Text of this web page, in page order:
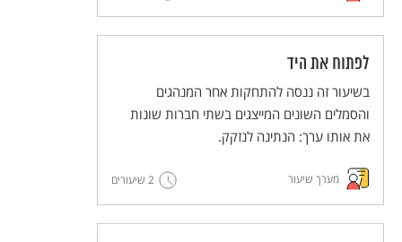
לפתוח את היד
בשיעור זה ננסה להתחקות אחר המנהגים
והסמלים השונים המייצגים בשתי חברות שונות
את אותו ערך: הנתינה לנזקק.
מערך שיעור 2 שיעורים